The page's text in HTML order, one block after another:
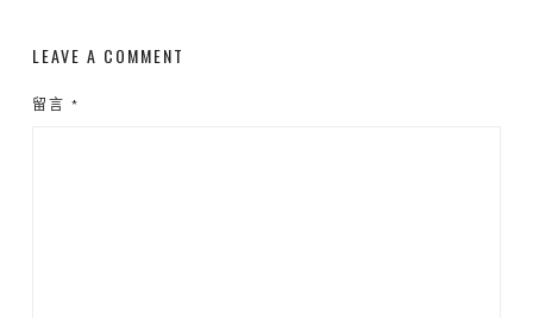
LEAVE A COMMENT
留言 *